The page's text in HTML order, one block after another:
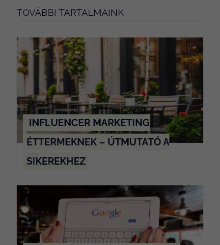
TOVÁBBI TARTALMAINK
INFLUENCER MARKETING
ÉTTERMEKNEK – ÚTMUTATÓ A
SIKEREKHEZ